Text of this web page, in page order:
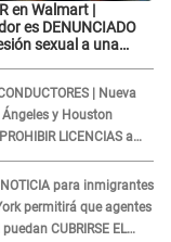
en Walmart |
es DENUNCIADO
sexual a una
| Nueva
Ángeles y Houston
LICENCIAS a
presenten ESTE
NOTICIA para inmigrantes
permitirá que agentes
CUBRIRSE EL